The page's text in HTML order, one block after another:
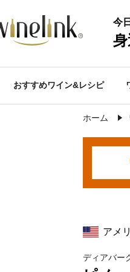
今
おすすめワイン&レシピ
ホーム
アメ
ディアバー